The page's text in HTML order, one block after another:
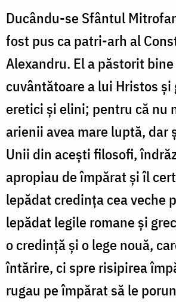
Ducându-se Sfântul
fost pus ca patri-arh al
Alexandru. El a păstorit
cuvântătoare a lui Hristos și
eretici și elini; pentru că nu
arienii avea mare luptă, dar
Unii din acești filosofi,
apropiau de împărat și îl
lepădat credința cea veche
lepădat legile romane și
o credință și o lege nouă,
întărire, ci spre risipirea
rugau pe împărat să le